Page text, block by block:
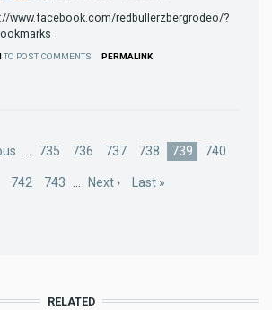
www.facebook.com/redbullerzbergrodeo/?
TO POST COMMENTS PERMALINK
… Page
735 Page
736 Page
737 Page
738
Current
739 Page
740
Page
742 Page
743 …
Next
Next ›
Last
Last »
RELATED